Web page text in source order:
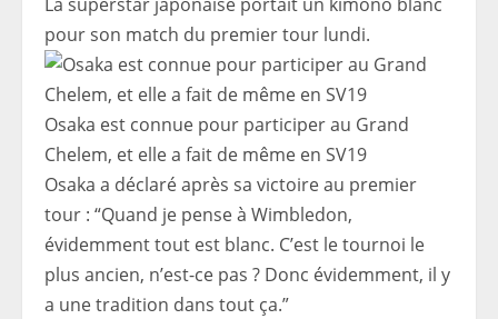
pour son match du premier tour lundi.
Osaka est connue pour participer au Grand
Chelem, et elle a fait de même en SV19
Osaka a déclaré après sa victoire au premier
tour : “Quand je pense à Wimbledon,
évidemment tout est blanc. C’est le tournoi le
plus ancien, n’est-ce pas ? Donc évidemment, il y
a une tradition dans tout ça.”